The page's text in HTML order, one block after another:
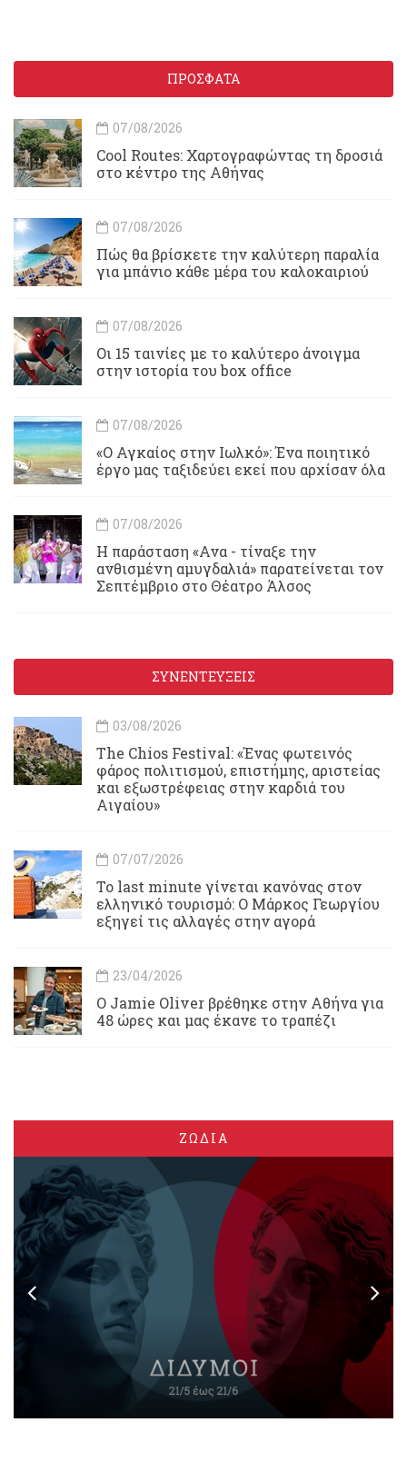
ΠΡΟΣΦΑΤΑ
07/08/2026
Cool Routes: Χαρτογραφώντας τη δροσιά
στο κέντρο της Αθήνας
07/08/2026
Πώς θα βρίσκετε την καλύτερη παραλία
για μπάνιο κάθε μέρα του καλοκαιριού
07/08/2026
Οι 15 ταινίες με το καλύτερο άνοιγμα
στην ιστορία του box office
07/08/2026
«Ο Αγκαίος στην Ιωλκό»: Ένα ποιητικό
έργο μας ταξιδεύει εκεί που αρχίσαν όλα
07/08/2026
Η παράσταση «Ανα - τίναξε την
ανθισμένη αμυγδαλιά» παρατείνεται τον
Σεπτέμβριο στο Θέατρο Άλσος
ΣΥΝΕΝΤΕΥΞΕΙΣ
03/08/2026
Τhe Chios Festival: «Ένας φωτεινός
φάρος πολιτισμού, επιστήμης, αριστείας
και εξωστρέφειας στην καρδιά του
Αιγαίου»
07/07/2026
Το last minute γίνεται κανόνας στον
ελληνικό τουρισμό: Ο Μάρκος Γεωργίου
εξηγεί τις αλλαγές στην αγορά
23/04/2026
Ο Jamie Oliver βρέθηκε στην Αθήνα για
48 ώρες και μας έκανε το τραπέζι
ΖΩΔΙΑ